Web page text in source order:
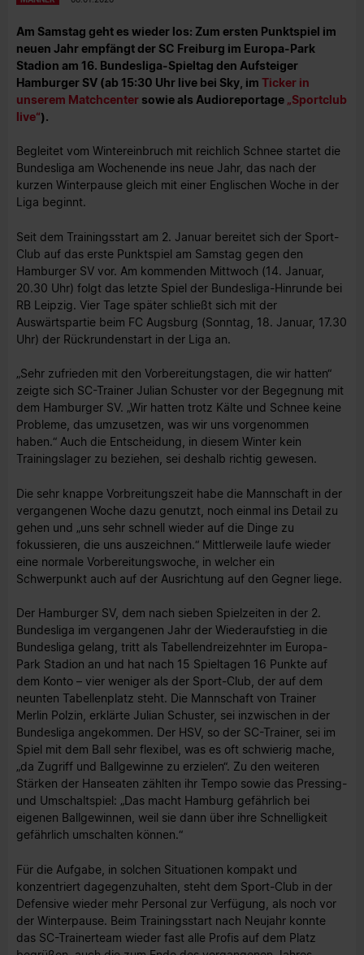
Am Samstag geht es wieder los: Zum ersten Punktspiel im
neuen Jahr empfängt der SC Freiburg im Europa-Park
Stadion am 16. Bundesliga-Spieltag den Aufsteiger
Hamburger SV (ab 15:30 Uhr live bei Sky, im Ticker in
unserem Matchcenter sowie als Audioreportage „Sportclub
live“).
Begleitet vom Wintereinbruch mit reichlich Schnee startet die
Bundesliga am Wochenende ins neue Jahr, das nach der
kurzen Winterpause gleich mit einer Englischen Woche in der
Liga beginnt.
Seit dem Trainingsstart am 2. Januar bereitet sich der Sport-
Club auf das erste Punktspiel am Samstag gegen den
Hamburger SV vor. Am kommenden Mittwoch (14. Januar,
20.30 Uhr) folgt das letzte Spiel der Bundesliga-Hinrunde bei
RB Leipzig. Vier Tage später schließt sich mit der
Auswärtspartie beim FC Augsburg (Sonntag, 18. Januar, 17.30
Uhr) der Rückrundenstart in der Liga an.
„Sehr zufrieden mit den Vorbereitungstagen, die wir hatten“
zeigte sich SC-Trainer Julian Schuster vor der Begegnung mit
dem Hamburger SV. „Wir hatten trotz Kälte und Schnee keine
Probleme, das umzusetzen, was wir uns vorgenommen
haben.“ Auch die Entscheidung, in diesem Winter kein
Trainingslager zu beziehen, sei deshalb richtig gewesen.
Die sehr knappe Vorbreitungszeit habe die Mannschaft in der
vergangenen Woche dazu genutzt, noch einmal ins Detail zu
gehen und „uns sehr schnell wieder auf die Dinge zu
fokussieren, die uns auszeichnen.“ Mittlerweile laufe wieder
eine normale Vorbereitungswoche, in welcher ein
Schwerpunkt auch auf der Ausrichtung auf den Gegner liege.
Der Hamburger SV, dem nach sieben Spielzeiten in der 2.
Bundesliga im vergangenen Jahr der Wiederaufstieg in die
Bundesliga gelang, tritt als Tabellendreizehnter im Europa-
Park Stadion an und hat nach 15 Spieltagen 16 Punkte auf
dem Konto – vier weniger als der Sport-Club, der auf dem
neunten Tabellenplatz steht. Die Mannschaft von Trainer
Merlin Polzin, erklärte Julian Schuster, sei inzwischen in der
Bundesliga angekommen. Der HSV, so der SC-Trainer, sei im
Spiel mit dem Ball sehr flexibel, was es oft schwierig mache,
„da Zugriff und Ballgewinne zu erzielen“. Zu den weiteren
Stärken der Hanseaten zählten ihr Tempo sowie das Pressing-
und Umschaltspiel: „Das macht Hamburg gefährlich bei
eigenen Ballgewinnen, weil sie dann über ihre Schnelligkeit
gefährlich umschalten können.“
Für die Aufgabe, in solchen Situationen kompakt und
konzentriert dagegenzuhalten, steht dem Sport-Club in der
Defensive wieder mehr Personal zur Verfügung, als noch vor
der Winterpause. Beim Trainingsstart nach Neujahr konnte
das SC-Trainerteam wieder fast alle Profis auf dem Platz